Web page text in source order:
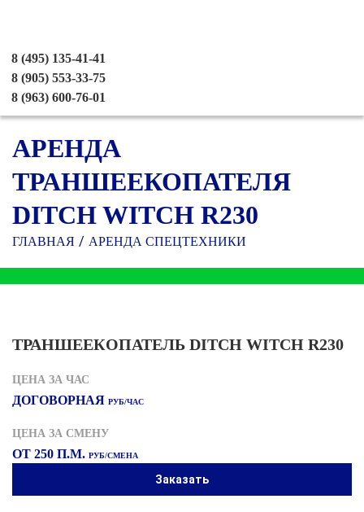
8 (495) 135-41-41
8 (905) 553-33-75
8 (963) 600-76-01
АРЕНДА
ТРАНШЕЕКОПАТЕЛЯ
DITCH WITCH R230
ГЛАВНАЯ АРЕНДА СПЕЦТЕХНИКИ
ТРАНШЕЕКОПАТЕЛЬ DITCH WITCH R230
ЦЕНА ЗА ЧАС
ДОГОВОРНАЯ РУБ/ЧАС
ЦЕНА ЗА СМЕНУ
ОТ 250 П.М. РУБ/СМЕНА
Заказать